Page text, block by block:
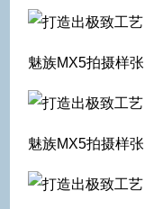
魅族MX5拍摄样张
魅族MX5拍摄样张